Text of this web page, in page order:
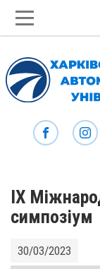
ІХ
симпозіум
30/03/2023